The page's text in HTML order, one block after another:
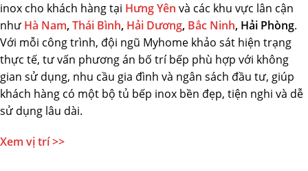
inox cho khách hàng tại Hưng Yên và các khu vực lân cận
như Hà Nam,Thái Bình, Hải Dương, Bắc Ninh, Hải Phòng.
Với mỗi công trình, đội ngũ Myhome khảo sát hiện trạng
thực tế, tư vấn phương án bố trí bếp phù hợp với không
gian sử dụng, nhu cầu gia đình và ngân sách đầu tư, giúp
khách hàng có một bộ tủ bếp inox bền đẹp, tiện nghi và dễ
sử dụng lâu dài.
Xem vị trí >>